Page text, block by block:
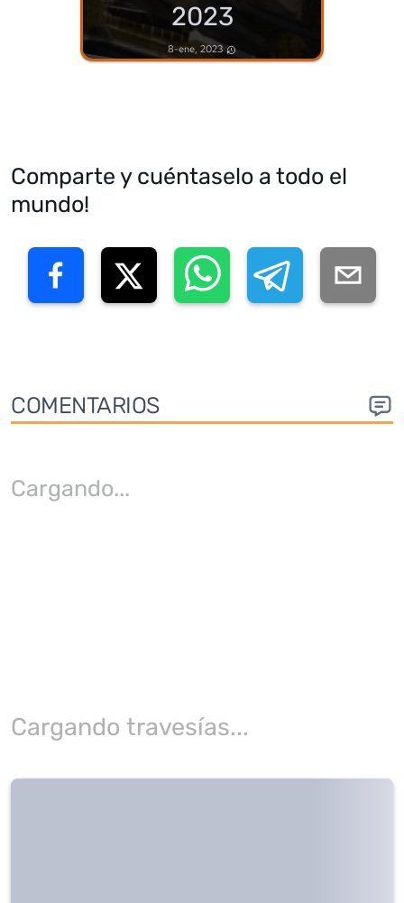
2023
8-ene, 2023
Comparte y cuéntaselo a todo el
mundo!
COMENTARIOS
Cargando...
Cargando travesías...